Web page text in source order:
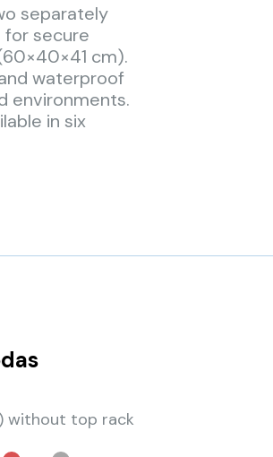
separately
secure
cm).
waterproof
environments.
in six
without top rack